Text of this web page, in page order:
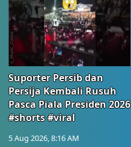
Suporter Persib dan
Persija Kembali Rusuh
Pasca Piala Presiden 2026
#shorts #viral
5 Aug 2026, 8:16 AM